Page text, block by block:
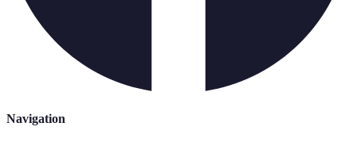
Navigation